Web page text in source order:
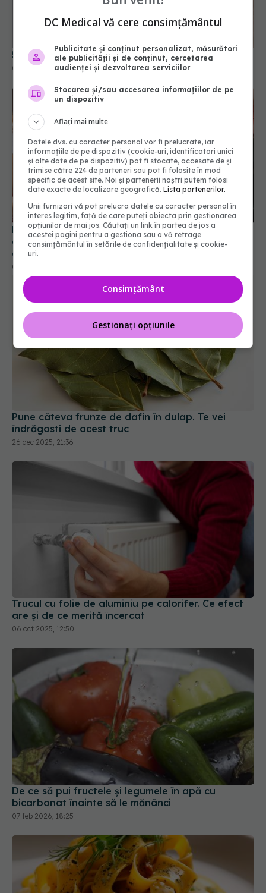
04 feb 2026, 19:19
De ce sunt numerele 1 - 5 în cuptor? Greșeala
care îți strică mâncarea. Aplică asta și vezi
diferența!
06 ian 2026, 17:48
Pune câteva frunze de dafin în dulap. Te vei
îndrăgosti de acest truc
26 dec 2025, 21:36
Trucul cu folie de aluminiu pe calorifer. Ce efect
are și de ce merită încercat
De ce să pui fructele și legumele în apă cu
bicarbonat înainte să le mănânci
07 feb 2026, 18:25
DC Medical vă cere consimțământul
Publicitate și conținut personalizat, măsurători
ale publicității și de conținut, cercetarea
audienței și dezvoltarea serviciilor
Stocarea și/sau accesarea informațiilor de pe
un dispozitiv
Aflați mai multe
Datele dvs. cu caracter personal vor fi prelucrate, iar
informațiile de pe dispozitiv (cookie-uri, identificatori unici
și alte date de pe dispozitiv) pot fi stocate, accesate de și
trimise către 224 de parteneri sau pot fi folosite în mod
specific de acest site. Noi și partenerii noștri putem folosi
date exacte de localizare geografică.Lista partenerilor.
Unii furnizori vă pot prelucra datele cu caracter personal în
interes legitim, față de care puteți obiecta prin gestionarea
opțiunilor de mai jos. Căutați un link în partea de jos a
acestei pagini pentru a gestiona sau a vă retrage
consimțământul în setările de confidențialitate și cookie-
uri.
Consimțământ
Gestionați opțiunile